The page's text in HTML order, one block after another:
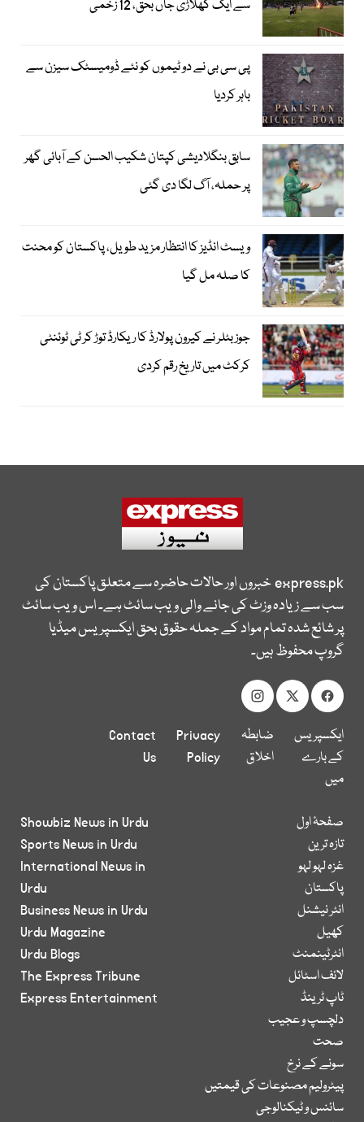
سے ایک کھلاڑی جاں بحق، 12 زخمی
پی سی بی نے دو ٹیموں کو نئے ڈومیسٹک سیزن سے
باہر کردیا
سابق بنگلادیشی کپتان شکیب الحسن کے آبائی گھر
پر حملہ، آگ لگا دی گئی
ویسٹ انڈیز کا انتظار مزید طویل، پاکستان کو محنت
کا صلہ مل گیا
جوز بٹلر نے کیرون پولارڈ کا ریکارڈ توڑ کر ٹی ٹوئنٹی
کرکٹ میں تاریخ رقم کردی
express.pkخبروں اور حالات حاضرہ سے متعلق پاکستان کی
سب سے زیادہ وزٹ کی جانے والی ویب سائٹ ہے۔ اس ویب سائٹ
پر شائع شدہ تمام مواد کے جملہ حقوق بحق ایکسپریس میڈیا
گروپ محفوظ ہیں۔
ایکسپریس
کے بارے
میں
ضابطہ
اخلاق
Privacy
Policy
Contact
Us
صفحۂ اول
تازہ ترین
غزہ لہو لہو
پاکستان
انٹر نیشنل
کھیل
انٹرٹینمنٹ
لائف اسٹائل
ٹاپ ٹرینڈ
دلچسپ و عجیب
صحت
سونے کے نرخ
پیٹرولیم مصنوعات کی قیمتیں
سائنس و ٹیکنالوجی
Showbiz News in Urdu
Sports News in Urdu
International News in
Urdu
Business News in Urdu
Urdu Magazine
Urdu Blogs
The Express Tribune
Express Entertainment